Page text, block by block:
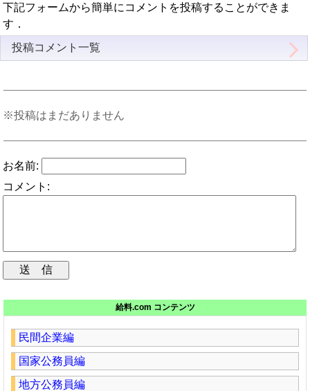
下記フォームから簡単にコメントを投稿することができま
す．
投稿コメント一覧
※投稿はまだありません
お名前:
コメント:
給料.com コンテンツ
民間企業編
国家公務員編
地方公務員編